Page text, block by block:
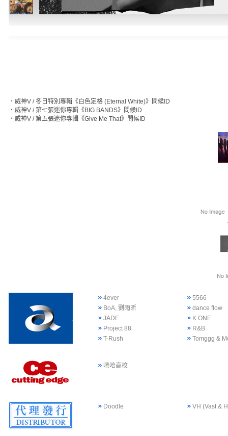
‧ 威神V / 冬日特別專輯《白色定格 (Eternal White)》問候ID
‧ 威神V / 第七張迷你專輯《BIG BANDS》問候ID
‧ 威神V / 第五張迷你專輯《Give Me That》問候ID
4ever
5566
BoA, 劉雨昕
dance flow
JADE
K ONE
Project 88
R&B
T-Rush
Tomggg &
嘻哈高校
Doodle VH (Vast &